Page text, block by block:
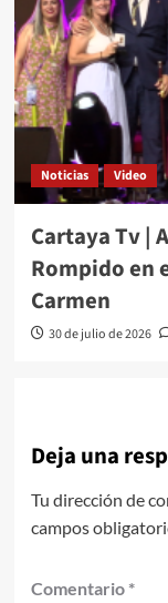
Noticias Video
Cartaya Tv |
Rompido en
Carmen
30 de julio de 2026
Deja una
Tu dirección de
campos
Comentario *